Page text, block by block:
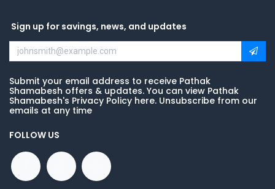
Sign up for savings, news, and updates
Submit your email address to receive Pathak
Shamabesh offers & updates. You can view Pathak
Shamabesh's Privacy Policy here. Unsubscribe from our
emails at any time
FOLLOW US